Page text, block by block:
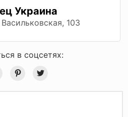
Украина
103
в соцсетях: